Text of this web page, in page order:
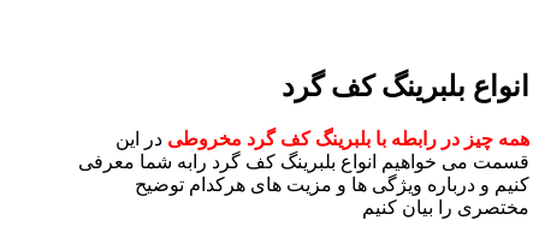
انواع بلبرینگ کف گرد
همه چیز در رابطه با بلبرینگ کف گرد مخروطی در این
قسمت می خواهیم انواع بلبرینگ کف گرد رابه شما معرفی
کنیم و درباره ویژگی ها و مزیت های هرکدام توضیح
مختصری را بیان کنیم